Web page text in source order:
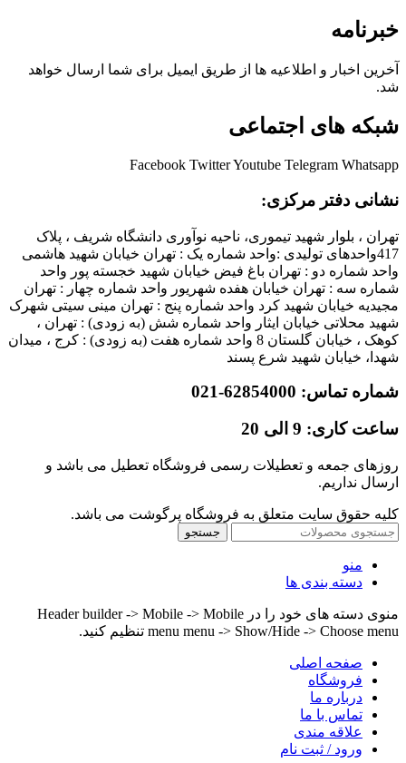
خبرنامه
آخرین اخبار و اطلاعیه ها از طریق ایمیل برای شما ارسال خواهد
شد.
شبکه های اجتماعی
Facebook TwitterYoutube Telegram Whatsapp
نشانی دفتر مرکزی:
تهران ، بلوار شهید تیموری، ناحیه نوآوری دانشگاه شریف ، پلاک
417واحدهای تولیدی :واحد شماره یک : تهران خیابان شهید هاشمی
واحد شماره دو : تهران باغ فیض خیابان شهید خجسته پور واحد
شماره سه : تهران خیابان هفده شهریور واحد شماره چهار : تهران
مجیدیه خیابان شهید کرد واحد شماره پنج : تهران مینی سیتی شهرک
شهید محلاتی خیابان ایثار واحد شماره شش (به زودی) : تهران ،
کوهک ، خیابان گلستان 8 واحد شماره هفت (به زودی) : کرج ، میدان
شهدا، خیابان شهید شرع پسند
شماره تماس: 62854000-021
ساعت کاری: 9 الی 20
روزهای جمعه و تعطیلات رسمی فروشگاه تعطیل می باشد و
ارسال نداریم.
کلیه حقوق سایت متعلق به فروشگاه پرگوشت می باشد.
جستجو
منو
دسته بندی ها
منوی دسته های خود را در Header builder -> Mobile -> Mobile
menu menu -> Show/Hide -> Choose menu تنظیم کنید.
صفحه اصلی
فروشگاه
درباره ما
تماس با ما
علاقه مندی
ورود / ثبت نام